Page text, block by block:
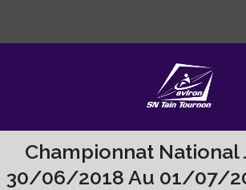
Championnat National
30/06/2018 Au 01/07/